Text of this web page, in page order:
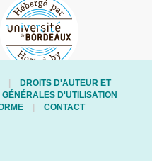
DROITS D'AUTEUR ET
D'UTILISATION
CONTACT